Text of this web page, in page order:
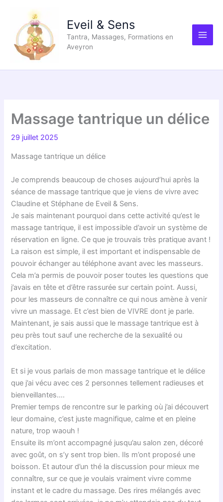
contenu
Eveil & Sens
Tantra, Massages, Formations en
Aveyron
Massage tantrique un délice
29 juillet 2025
Massage tantrique un délice
Je comprends beaucoup de choses aujourd’hui après la
séance de massage tantrique que je viens de vivre avec
Claudine et Stéphane de Eveil & Sens.
Je sais maintenant pourquoi dans cette activité qu’est le
massage tantrique, il est impossible d’avoir un système de
réservation en ligne. Ce que je trouvais très pratique avant !
La raison est simple, il est important et indispensable de
pouvoir échanger au téléphone avant avec les masseurs.
Cela m’a permis de pouvoir poser toutes les questions que
j’avais en tête et d’être rassurée sur certain point. Aussi,
pour les masseurs de connaître ce qui nous amène à venir
vivre un massage. Et c’est bien de VIVRE dont je parle.
Maintenant, je sais aussi que le massage tantrique est à
peu près tout sauf une recherche de la sexualité ou
d’excitation.
Et si je vous parlais de mon massage tantrique et le délice
que j’ai vécu avec ces 2 personnes tellement radieuses et
bienveillantes….
Premier temps de rencontre sur le parking où j’ai découvert
leur domaine, c’est juste magnifique, calme et en pleine
nature, trop waouh !
Ensuite ils m’ont accompagné jusqu’au salon zen, décoré
avec goût, on s’y sent trop bien. Ils m’ont proposé une
boisson. Et autour d’un thé la discussion pour mieux me
connaître, sur ce que je voulais vraiment vivre comme
instant et le cadre du massage. Des rires mélangés avec